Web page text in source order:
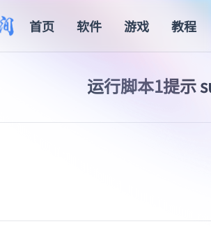
首页 软件 游戏 教程
运行脚本1提示